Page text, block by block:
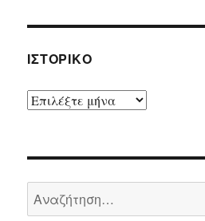
ΙΣΤΟΡΙΚΌ
Ιστορικό
Αναζήτηση
για: